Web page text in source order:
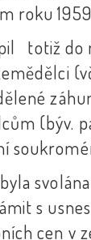
roku
totiž do
(býv.
s
cen v